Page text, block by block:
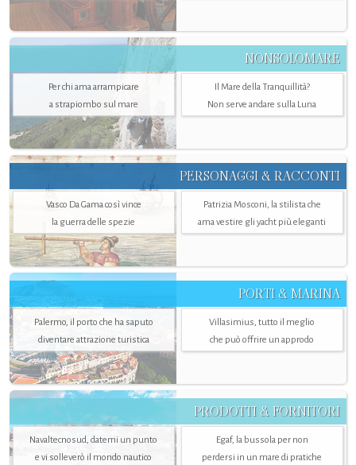
NONSOLOMARE
Per chi ama arrampicare
a strapiombo sul mare
Il Mare della Tranquillità?
Non serve andare sulla Luna
PERSONAGGI & RACCONTI
Vasco Da Gama così vince
la guerra delle spezie
Patrizia Mosconi, la stilista che
ama vestire gli yacht più eleganti
PORTI & MARINA
Palermo, il porto che ha saputo
diventare attrazione turistica
Villasimius, tutto il meglio
che può offrire un approdo
PRODOTTI & FORNITORI
Navaltecnosud, datemi un punto
e vi solleverò il mondo nautico
Egaf, la bussola per non
perdersi in un mare di pratiche